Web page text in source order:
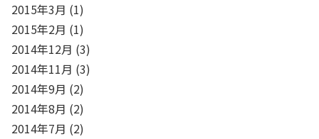
2015年3月 (1)
2015年2月 (1)
2014年12月 (3)
2014年11月 (3)
2014年9月 (2)
2014年8月 (2)
2014年7月 (2)